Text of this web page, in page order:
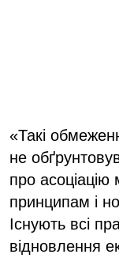
«Такі
не
про
принципам і
Існують всі
відновлення